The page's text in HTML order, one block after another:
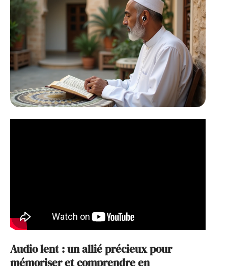
Audio lent : un allié précieux pour
mémoriser et comprendre en